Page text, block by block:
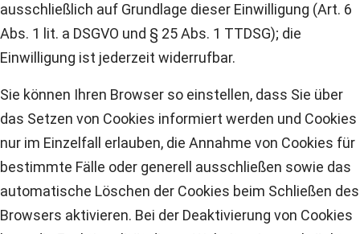
ausschließlich auf Grundlage dieser Einwilligung (Art. 6
Abs. 1 lit. a DSGVO und § 25 Abs. 1 TTDSG); die
Einwilligung ist jederzeit widerrufbar.
Sie können Ihren Browser so einstellen, dass Sie über
das Setzen von Cookies informiert werden und Cookies
nur im Einzelfall erlauben, die Annahme von Cookies für
bestimmte Fälle oder generell ausschließen sowie das
automatische Löschen der Cookies beim Schließen des
Browsers aktivieren. Bei der Deaktivierung von Cookies